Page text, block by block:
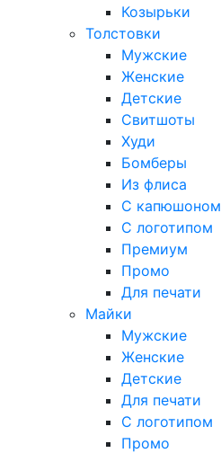
Козырьки
Толстовки
Мужские
Женские
Детские
Свитшоты
Худи
Бомберы
Из флиса
С капюшоном
С логотипом
Премиум
Промо
Для печати
Майки
Мужские
Женские
Детские
Для печати
С логотипом
Промо